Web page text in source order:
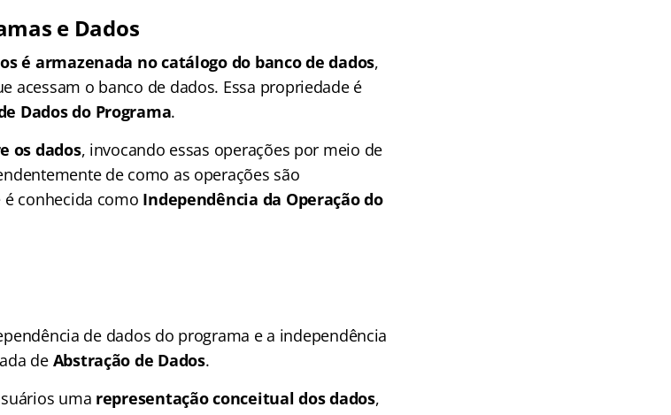
e Dados
é armazenada no catálogo do banco de dados,
acessam o banco de dados. Essa propriedade é
Dados do Programa.
os dados, invocando essas operações por meio de
de como as operações são
conhecida como Independência da Operação do
de dados do programa e a independência
de Abstração de Dados.
uma representação conceitual dos dados,